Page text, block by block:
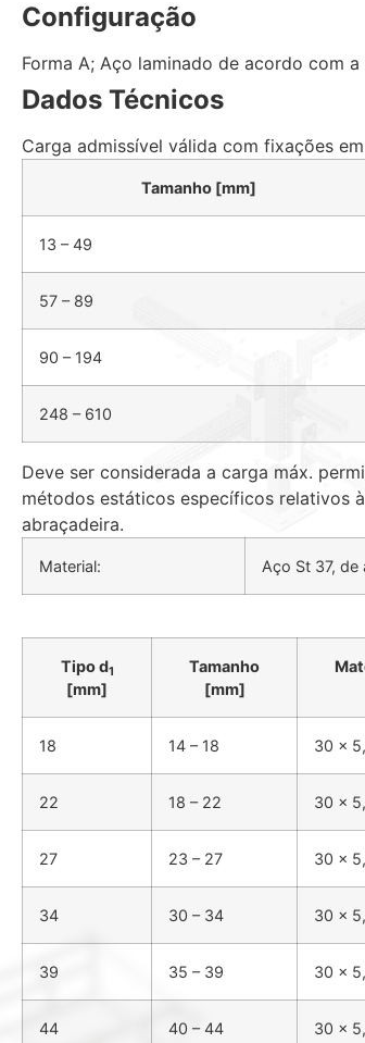
Configuração
Forma A; Aço laminado de acordo com
Dados Técnicos
Carga admissível válida com fixações
Tamanho [mm]
13 – 49
57 – 89
90 – 194
248 – 610
Deve ser considerada a carga máx.
métodos estáticos específicos relativos
abraçadeira.
Material: Aço St 37,
Tipo d1
[mm]
Tamanho
[mm]
18 14 – 18 30 x
22 18 – 22 30 x
27 23 – 27 30 x
34 30 – 34 30 x
39 35 – 39 30 x
44 40 – 44 30 x